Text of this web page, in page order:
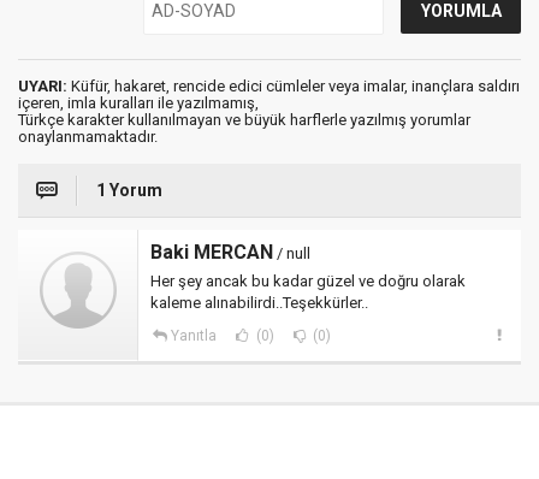
UYARI: Küfür, hakaret, rencide edici cümleler veya imalar, inançlara saldırı
içeren, imla kuralları ile yazılmamış,
Türkçe karakter kullanılmayan ve büyük harflerle yazılmış yorumlar
onaylanmamaktadır.
1 Yorum
Baki MERCAN / null
Her şey ancak bu kadar güzel ve doğru olarak
kaleme alınabilirdi..Teşekkürler..
Yanıtla (0) (0)